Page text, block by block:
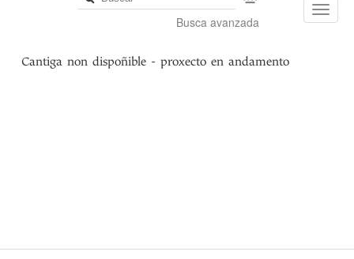
Busca avanzada
Cantiga non dispoñible - proxecto en andamento